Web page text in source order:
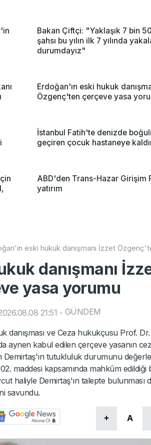
Bakan Çiftçi: "Yaklaşık 7 bin
şahsı bu yılın ilk 7 yılında
durumdayız"
Erdoğan'ın eski hukuk
Özgenç'ten çerçeve yasa
İstanbul Fatih'te denizde
geçiren çocuk hastaneye
ABD'den Trans-Hazar Girişim
yatırım
eski hukuk danışmanı İzzet
danışmanı
yasa yorumu
21:51 - GÜNDEM
danışması ve Ceza hukukçusu Prof.
aynen kabul edilen çerçeve yasanın
Demirtaş'ın tutukluluk durumunu
maddesi kapsamında mahkûm edildiği
haliyle Demirtaş'ın talepte bulunması
savundu.
+ A